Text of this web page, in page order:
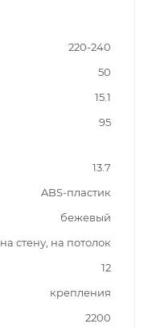
220-240
50
15.1
95
13.7
ABS-пластик
бежевый
на стену, на потолок
12
крепления
2200